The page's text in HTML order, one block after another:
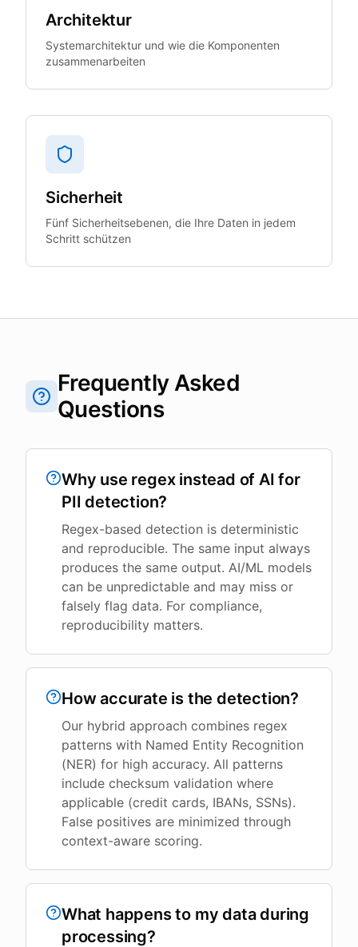
Architektur
Systemarchitektur und wie die Komponenten
zusammenarbeiten
Sicherheit
Fünf Sicherheitsebenen, die Ihre Daten in jedem
Schritt schützen
Frequently Asked
Questions
Why use regex instead of AI for
PII detection?
Regex-based detection is deterministic
and reproducible. The same input always
produces the same output. AI/ML models
can be unpredictable and may miss or
falsely flag data. For compliance,
reproducibility matters.
How accurate is the detection?
Our hybrid approach combines regex
patterns with Named Entity Recognition
(NER) for high accuracy. All patterns
include checksum validation where
applicable (credit cards, IBANs, SSNs).
False positives are minimized through
context-aware scoring.
What happens to my data during
processing?